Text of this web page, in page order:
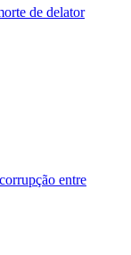
de delator
entre